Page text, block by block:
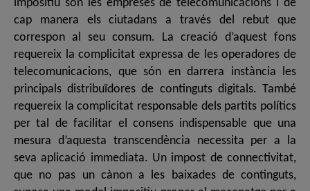
impositiu són les empreses de telecomunicacions i de
cap manera els ciutadans a través del rebut que
correspon al seu consum. La creació d’aquest fons
requereix la complicitat expressa de les operadores de
telecomunicacions, que són en darrera instància les
principals distribuïdores de continguts digitals. També
requereix la complicitat responsable dels partits polítics
per tal de facilitar el consens indispensable que una
mesura d’aquesta transcendència necessita per a la
seva aplicació immediata. Un impost de connectivitat,
que no pas un cànon a les baixades de continguts,